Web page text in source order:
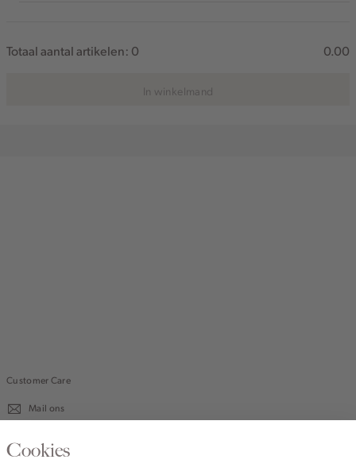
Totaal aantal artikelen: 0 0.00
In winkelmand
Customer Care
Mail ons
020 - 3412 670
Cookies